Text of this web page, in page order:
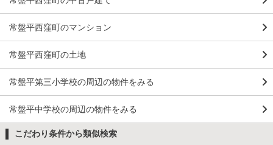
常盤平西窪町のマンション
常盤平西窪町の土地
常盤平第三小学校の周辺の物件をみる
常盤平中学校の周辺の物件をみる
こだわり条件から類似検索